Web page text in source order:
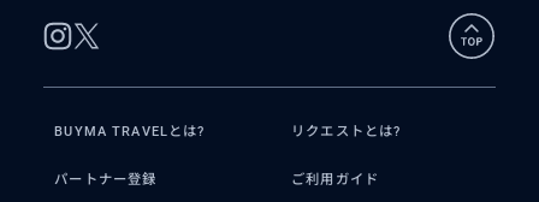
BUYMA TRAVELとは? リクエストとは?
パートナー登録 ご利用ガイド